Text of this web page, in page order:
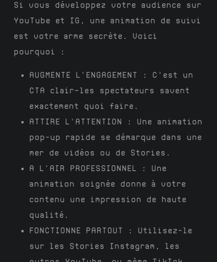
Si vous développez votre audience sur
YouTube et IG, une animation de suivi
est votre arme secrète. Voici
pourquoi :
AUGMENTE L'ENGAGEMENT :
C'est un
CTA clair—les spectateurs savent
exactement quoi faire.
ATTIRE L'ATTENTION :
Une animation
pop-up rapide se démarque dans une
mer de vidéos ou de Stories.
A L'AIR PROFESSIONNEL :
Une
animation soignée donne à votre
contenu une impression de haute
qualité.
FONCTIONNE PARTOUT :
Utilisez-le
sur les Stories Instagram, les